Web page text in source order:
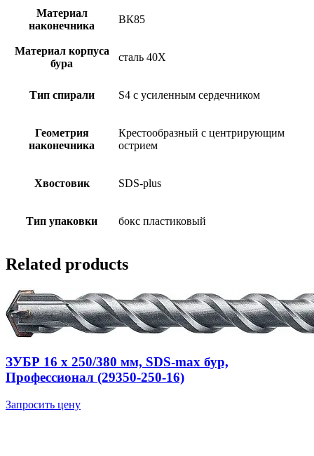
Материал
наконечника
ВК85
Материал корпуса
бура
сталь 40Х
Тип спирали S4 с усиленным сердечником
Геометрия
наконечника
Крестообразный с центрирующим
острием
Хвостовик SDS-plus
Тип упаковки бокс пластиковый
Related products
ЗУБР 16 x 250/380 мм, SDS-max бур,
Профессионал (29350-250-16)
Запросить цену